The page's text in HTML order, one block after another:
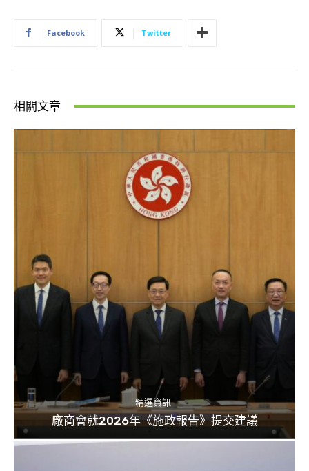
Facebook Twitter
相關文章
精選資訊
廠商會就2026年《施政報告》提交建議